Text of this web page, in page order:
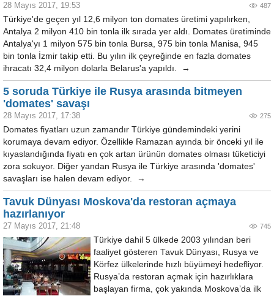
28 Mayıs 2017, 19:53 487
Türkiye'de geçen yıl 12,6 milyon ton domates üretimi yapılırken,
Antalya 2 milyon 410 bin tonla ilk sırada yer aldı. Domates üretiminde
Antalya'yı 1 milyon 575 bin tonla Bursa, 975 bin tonla Manisa, 945
bin tonla İzmir takip etti. Bu yılın ilk çeyreğinde en fazla domates
ihracatı 32,4 milyon dolarla Belarus'a yapıldı. →
5 soruda Türkiye ile Rusya arasında bitmeyen
'domates' savaşı
28 Mayıs 2017, 17:38 275
Domates fiyatları uzun zamandır Türkiye gündemindeki yerini
korumaya devam ediyor. Özellikle Ramazan ayında bir önceki yıl ile
kıyaslandığında fiyatı en çok artan ürünün domates olması tüketiciyi
zora sokuyor. Diğer yandan Rusya ile Türkiye arasında 'domates'
savaşları ise halen devam ediyor. →
Tavuk Dünyası Moskova'da restoran açmaya
hazırlanıyor
27 Mayıs 2017, 21:48 745
Türkiye dahil 5 ülkede 2003 yılından beri
faaliyet gösteren Tavuk Dünyası, Rusya ve
Körfez ülkelerinde hızlı büyümeyi hedefliyor.
Rusya’da restoran açmak için hazırlıklara
başlayan firma, çok yakında Moskova’da ilk